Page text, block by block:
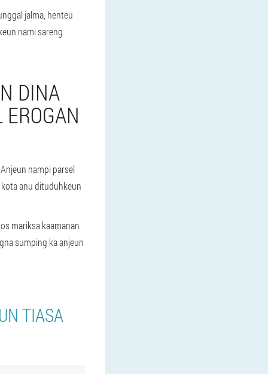
jalma, henteu
nami sareng
DINA
nampi parsel
anu dituduhkeun
mariksa kaamanan
sumping ka anjeun
TIASA